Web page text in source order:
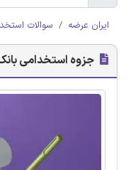
ایران عرضه سوالات
جزوه استخدامی